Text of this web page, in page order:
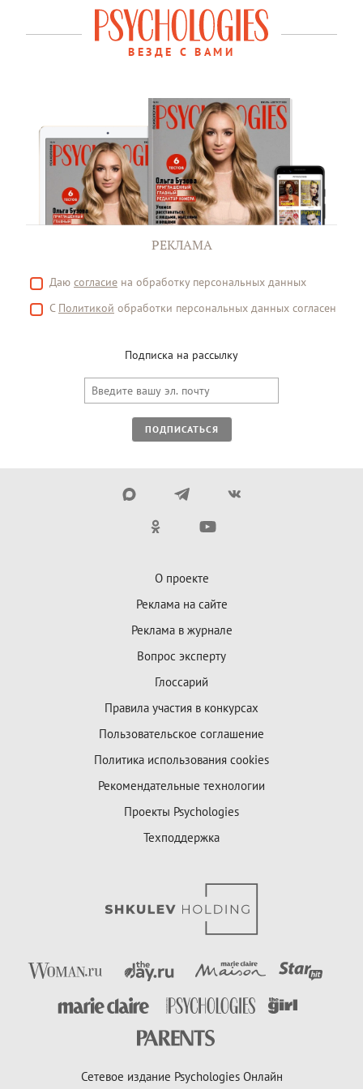
ВЕЗДЕ С ВАМИ
РЕКЛАМА
Даю согласие на обработку персональных данных
С Политикой обработки персональных данных согласен
Подписка на рассылку
ПОДПИСАТЬСЯ
О проекте
Реклама на сайте
Реклама в журнале
Вопрос эксперту
Глоссарий
Правила участия в конкурсах
Пользовательское соглашение
Политика использования cookies
Рекомендательные технологии
Проекты Psychologies
Техподдержка
Сетевое издание Psychologies Онлайн